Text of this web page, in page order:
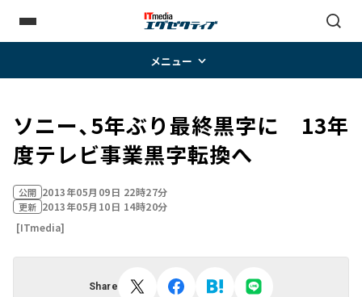
メニュー
ソニー、5年ぶり最終黒字に 13年
度テレビ事業黒字転換へ
公開 2013年05月09日 22時27分
更新 2013年05月10日 14時20分
[ITmedia]
Share